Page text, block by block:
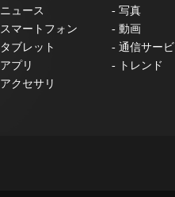
ニュース - 写真
スマートフォン - 動画
タブレット - 通信サー
アプリ -
トレンド
アクセサリ